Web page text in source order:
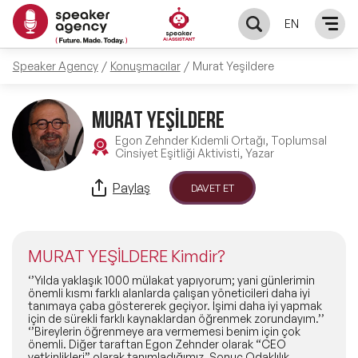
EN
KONUŞMACILAR
Yerel Konuşmacılar
Global Konuşmacılar
Exclusive Konuşmacılar
Tüm Konuşmacılar
KONULAR
Öne Çıkan Konular
Ünlü Konuşmacılar
İlham Veren Konuşmacılar
İlham Veren Kadın Konuşmacılar
ÇÖZÜMLER
Master Class Workshop
Akış Sunumu & Moderasyon
HAKKIMIZDA
Biz Kimiz?
BLOG
Speaker Agency Konuşmacılar Murat Yeşildere
MURAT YEŞİLDERE
Egon Zehnder Kıdemli Ortağı, Toplumsal
Cinsiyet Eşitliği Aktivisti, Yazar
Paylaş DAVET ET
MURAT YEŞİLDERE Kimdir?
‘’Yılda yaklaşık 1000 mülakat yapıyorum; yani günlerimin
önemli kısmı farklı alanlarda çalışan yöneticileri daha iyi
tanımaya çaba göstererek geçiyor. İşimi daha iyi yapmak
için de sürekli farklı kaynaklardan öğrenmek zorundayım.’’
‘’Bireylerin öğrenmeye ara vermemesi benim için çok
önemli. Diğer taraftan Egon Zehnder olarak “CEO